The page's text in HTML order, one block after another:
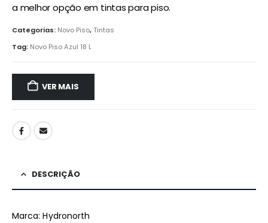
a melhor opção em tintas para piso.
Categorias: Novo Piso,Tintas
Tag: Novo Piso Azul 18 L
VER MAIS
DESCRIÇÃO
Marca: Hydronorth